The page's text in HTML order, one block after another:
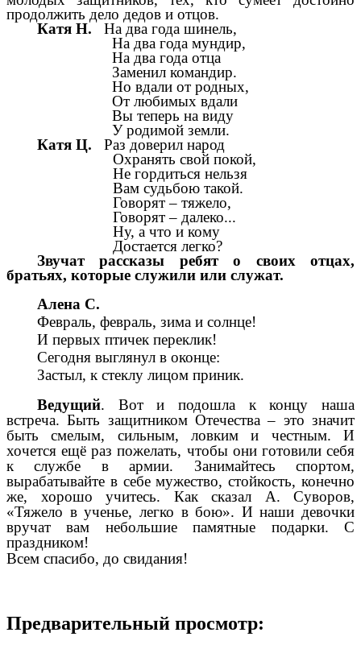
продолжить дело дедов и отцов.
Катя Н.
На два года шинель,
На два года мундир,
На два года отца
Заменил командир.
Но вдали от родных,
От любимых вдали
Вы теперь на виду
У родимой земли.
Катя Ц.
Раз доверил народ
Охранять свой покой,
Не гордиться нельзя
Вам судьбою такой.
Говорят – тяжело,
Говорят – далеко...
Ну, а что и кому
Достается легко?
Звучат рассказы ребят о своих отцах,
братьях, которые служили или служат.
Алена С.
Февраль, февраль, зима и солнце!
И первых птичек переклик!
Сегодня выглянул в оконце:
Застыл, к стеклу лицом приник.
Ведущий. Вот и подошла к концу наша
встреча. Быть защитником Отечества – это значит
быть смелым, сильным, ловким и честным. И
хочется ещё раз пожелать, чтобы они готовили себя
к службе в армии. Занимайтесь спортом,
вырабатывайте в себе мужество, стойкость, конечно
же, хорошо учитесь. Как сказал А. Суворов,
«Тяжело в ученье, легко в бою». И наши девочки
вручат вам небольшие памятные подарки. С
праздником!
Всем спасибо, до свидания!
Предварительный просмотр: